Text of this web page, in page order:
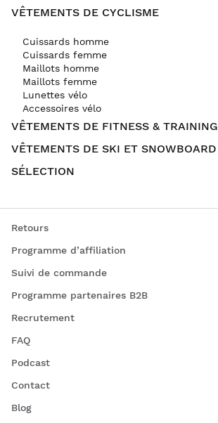
VÊTEMENTS DE CYCLISME
Cuissards homme
Cuissards femme
Maillots homme
Maillots femme
Lunettes vélo
Accessoires vélo
VÊTEMENTS DE FITNESS & TRAINING
VÊTEMENTS DE SKI ET SNOWBOARD
SÉLECTION
Retours
Programme d’affiliation
Suivi de commande
Programme partenaires B2B
Recrutement
FAQ
Podcast
Contact
Blog